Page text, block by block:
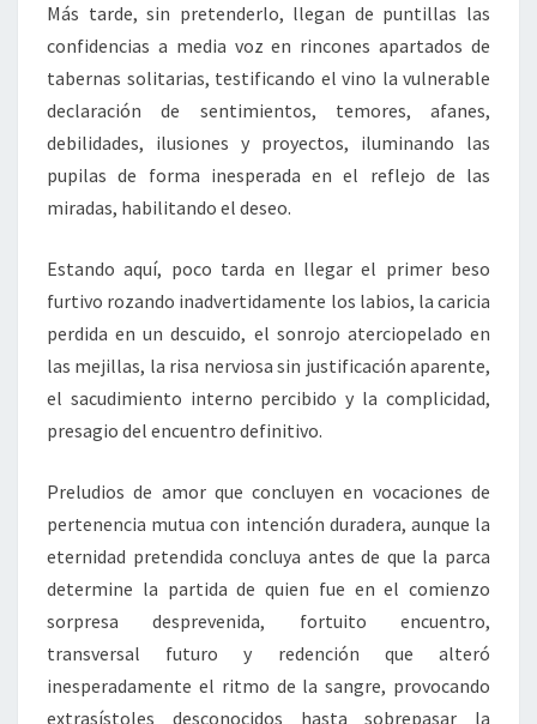
Más tarde, sin pretenderlo, llegan de puntillas las
confidencias a media voz en rincones apartados de
tabernas solitarias, testificando el vino la vulnerable
declaración de sentimientos, temores, afanes,
debilidades, ilusiones y proyectos, iluminando las
pupilas de forma inesperada en el reflejo de las
miradas, habilitando el deseo.
Estando aquí, poco tarda en llegar el primer beso
furtivo rozando inadvertidamente los labios, la caricia
perdida en un descuido, el sonrojo aterciopelado en
las mejillas, la risa nerviosa sin justificación aparente,
el sacudimiento interno percibido y la complicidad,
presagio del encuentro definitivo.
Preludios de amor que concluyen en vocaciones de
pertenencia mutua con intención duradera, aunque la
eternidad pretendida concluya antes de que la parca
determine la partida de quien fue en el comienzo
sorpresa desprevenida, fortuito encuentro,
transversal futuro y redención que alteró
inesperadamente el ritmo de la sangre, provocando
extrasístoles desconocidos hasta sobrepasar la